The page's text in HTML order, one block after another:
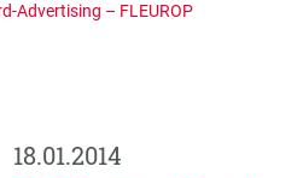
Advertising – FLEUROP
18.01.2014